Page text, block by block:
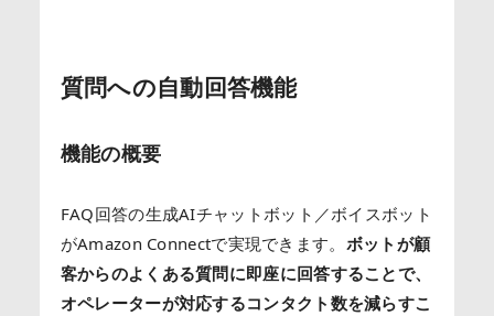
質問への自動回答機能
機能の概要
FAQ回答の生成AIチャットボット／ボイスボット
がAmazon Connectで実現できます。 ボットが顧
客からのよくある質問に即座に回答することで、
オペレーターが対応するコンタクト数を減らすこ